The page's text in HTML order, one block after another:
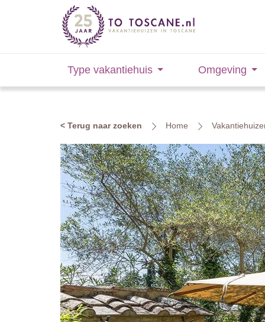
Type vakantiehuis Omgeving
< Terug naar zoeken Home